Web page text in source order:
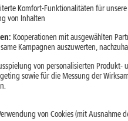
nach
alten und neuen Anbieter
Komfort-Funktionalitäten für
von Inhalten
Kooperationen mit ausgewählten
Kampagnen auszuwerten,
von personalisierten Produkt-
sowie für die Messung der
von Cookies (mit Ausnahme